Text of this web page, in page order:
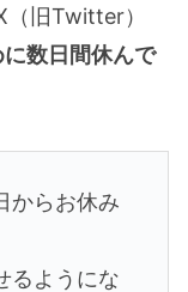
旧Twitter）
数日間休んで
からお休み
るようにな